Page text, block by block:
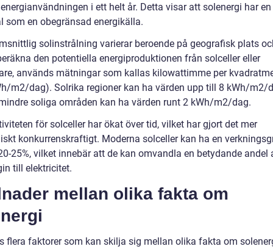
i ett helt år. Detta visar att solenergi har
som en obegränsad energikälla.
solinstrålning varierar beroende på geografisk plats
den potentiella energiproduktionen från solceller eller
används mätningar som kallas kilowattimme per
m2/dag). Solrika regioner kan ha värden upp till 8 kWh/m2/
soliga områden kan ha värden runt 2 kWh/m2/dag.
för solceller har ökat över tid, vilket har gjort det mer
konkurrenskraftigt. Moderna solceller kan ha en
25%, vilket innebär att de kan omvandla en betydande andel
till elektricitet.
mellan olika fakta om
flera faktorer som kan skilja sig mellan olika fakta om